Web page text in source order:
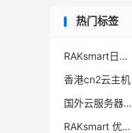
热门标签
RAKsmart日本服务器优惠
香港cn2云主机
国外云服务器推荐
RAKsmart 优惠码